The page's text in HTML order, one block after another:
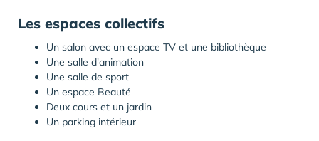
Les espaces collectifs
Un salon avec un espace TV et une bibliothèque
Une salle d'animation
Une salle de sport
Un espace Beauté
Deux cours et un jardin
Un parking intérieur